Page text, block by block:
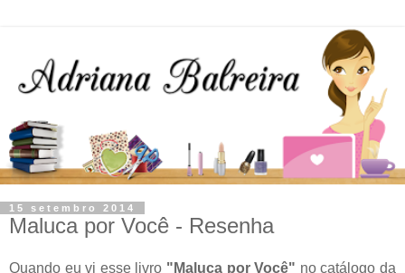
15 setembro 2014
Maluca por Você - Resenha
Quando eu vi esse livro "Maluca por Você" no catálogo da